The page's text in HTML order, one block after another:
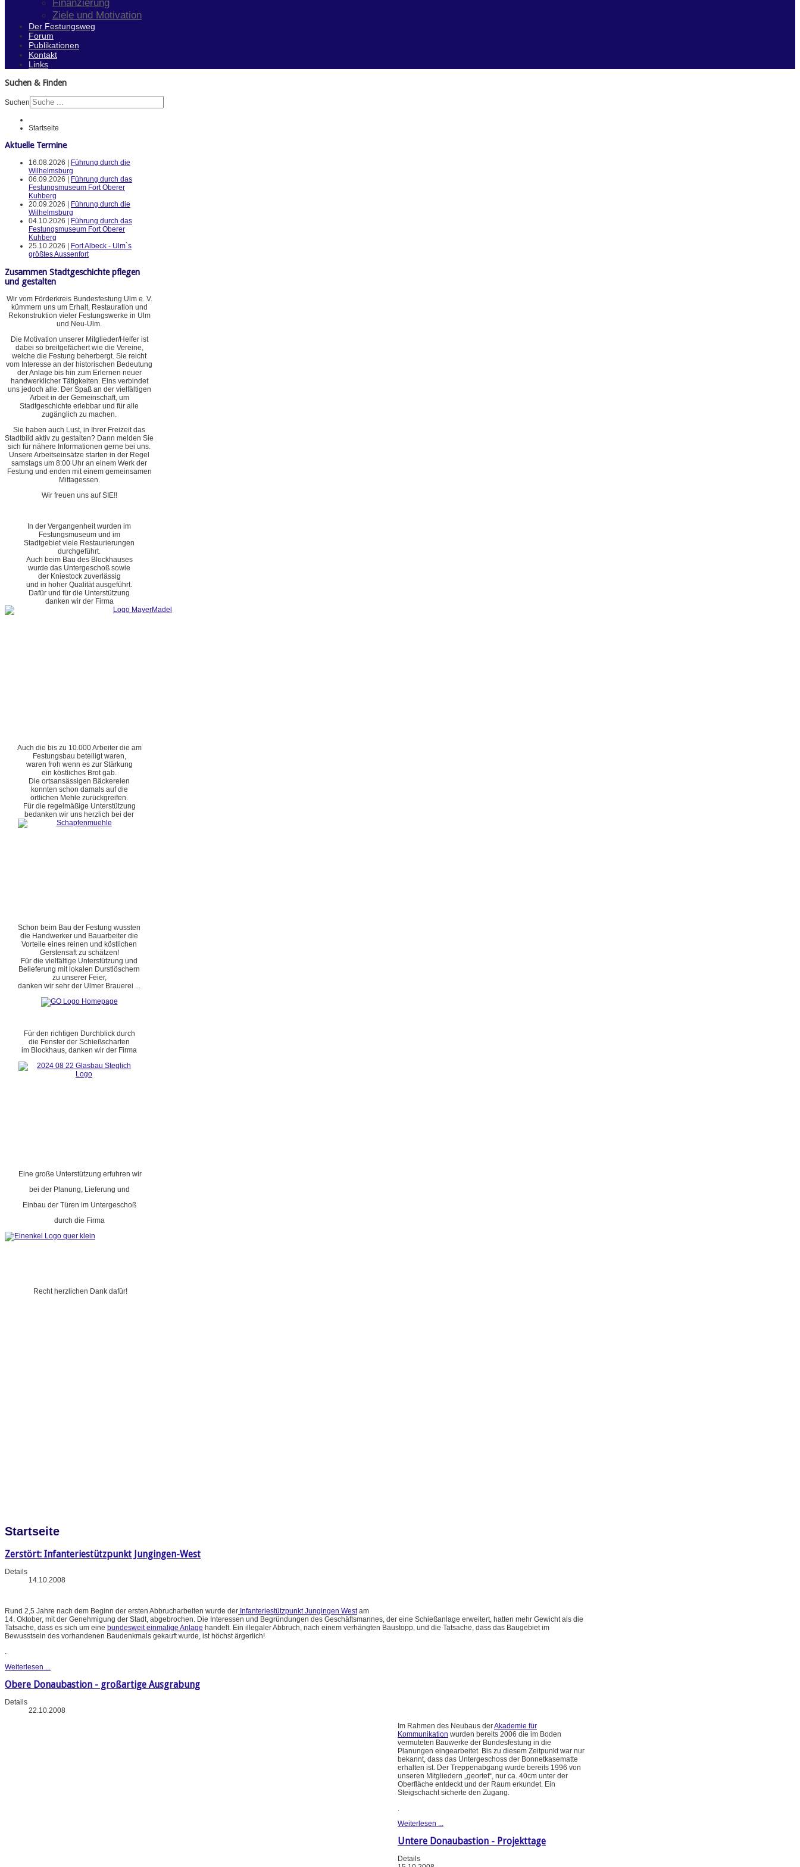
Finanzierung
Ziele und Motivation
Der Festungsweg
Forum
Publikationen
Kontakt
Links
Suchen & Finden
Suchen
Startseite
Aktuelle Termine
16.08.2026 |
Führung durch die
Wilhelmsburg
06.09.2026 |
Führung durch das
Festungsmuseum Fort Oberer
Kuhberg
20.09.2026 |
Führung durch die
Wilhelmsburg
04.10.2026 |
Führung durch das
Festungsmuseum Fort Oberer
Kuhberg
25.10.2026 |
Fort Albeck - Ulm`s
größtes Aussenfort
Zusammen Stadtgeschichte pflegen
und gestalten
Wir vom Förderkreis Bundesfestung Ulm e. V.
kümmern uns um Erhalt, Restauration und
Rekonstruktion vieler Festungswerke in Ulm
und Neu-Ulm.
Die Motivation unserer Mitglieder/Helfer ist
dabei so breitgefächert wie die Vereine,
welche die Festung beherbergt. Sie reicht
vom Interesse an der historischen Bedeutung
der Anlage bis hin zum Erlernen neuer
handwerklicher Tätigkeiten. Eins verbindet
uns jedoch alle: Der Spaß an der vielfältigen
Arbeit in der Gemeinschaft, um
Stadtgeschichte erlebbar und für alle
zugänglich zu machen.
Sie haben auch Lust, in Ihrer Freizeit das
Stadtbild aktiv zu gestalten? Dann melden Sie
sich für nähere Informationen gerne bei uns.
Unsere Arbeitseinsätze starten in der Regel
samstags um 8:00 Uhr an einem Werk der
Festung und enden mit einem gemeinsamen
Mittagessen.
Wir freuen uns auf SIE!!
In der Vergangenheit wurden im
Festungsmuseum und im
Stadtgebiet viele Restaurierungen
durchgeführt.
Auch beim Bau des Blockhauses
wurde das Untergeschoß sowie
der Kniestock zuverlässig
und in hoher Qualität ausgeführt.
Dafür und für die Unterstützung
danken wir der Firma
Auch die bis zu 10.000 Arbeiter die am
Festungsbau beteiligt waren,
waren froh wenn es zur Stärkung
ein köstliches Brot gab.
Die ortsansässigen Bäckereien
konnten schon damals auf die
örtlichen Mehle zurückgreifen.
Für die regelmäßige Unterstützung
bedanken wir uns herzlich bei der
Schon beim Bau der Festung wussten
die Handwerker und Bauarbeiter die
Vorteile eines reinen und köstlichen
Gerstensaft zu schätzen!
Für die vielfältige Unterstützung und
Belieferung mit lokalen Durstlöschern
zu unserer Feier,
danken wir sehr der Ulmer Brauerei ...
Für den richtigen Durchblick durch
die Fenster der Schießscharten
im Blockhaus, danken wir der Firma
Eine große Unterstützung erfuhren wir
bei der Planung, Lieferung und
Einbau der Türen im Untergeschoß
durch die Firma
Recht herzlichen Dank dafür!
Startseite
Zerstört: Infanteriestützpunkt Jungingen-West
Details
14.10.2008
Rund 2,5 Jahre nach dem Beginn der ersten Abbrucharbeiten wurde der Infanteriestützpunkt Jungingen Westam
14. Oktober, mit der Genehmigung der Stadt, abgebrochen. Die Interessen und Begründungen des Geschäftsmannes, der eine Schießanlage erweitert, hatten mehr Gewicht als die
Tatsache, dass es sich um eine bundesweit einmalige Anlage handelt. Ein illegaler Abbruch, nach einem verhängten Baustopp, und die Tatsache, dass das Baugebiet im
Bewusstsein des vorhandenen Baudenkmals gekauft wurde, ist höchst ärgerlich!
.
Weiterlesen ...
Obere Donaubastion - großartige Ausgrabung
Details
22.10.2008
Im Rahmen des Neubaus derAkademie für
Kommunikation wurden bereits 2006 die im Boden
vermuteten Bauwerke der Bundesfestung in die
Planungen eingearbeitet. Bis zu diesem Zeitpunkt war nur
bekannt, dass das Untergeschoss der Bonnetkasematte
erhalten ist. Der Treppenabgang wurde bereits 1996 von
unseren Mitgliedern „geortet“, nur ca. 40cm unter der
Oberfläche entdeckt und der Raum erkundet. Ein
Steigschacht sicherte den Zugang.
Weiterlesen ...
Untere Donaubastion - Projekttage
Details